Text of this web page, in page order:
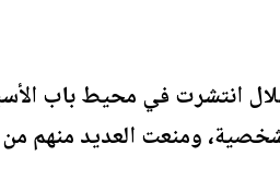
انتشرت في محيط باب
ومنعت العديد منهم